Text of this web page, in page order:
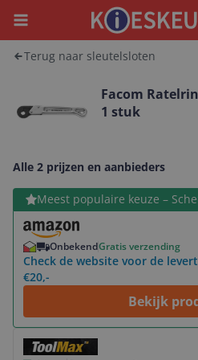
Menu
Terug naar sleutelsloten
Facom
1 stuk
Alle 2 prijzen en aanbieders
Meest populaire keuze –
OnbekendGratis verzending
Check de website voor de
€20,-
Bekijk
Bekijk product
Bekijk product